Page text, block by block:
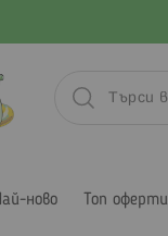
ново Топ оферти